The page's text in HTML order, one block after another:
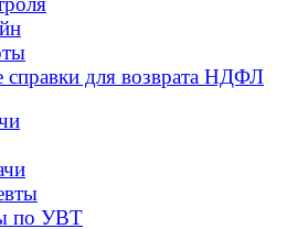
для возврата НДФЛ
по УВТ